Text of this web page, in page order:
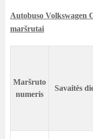
Autobuso Volkswagen
maršrutai
Maršruto
numeris
Savaitės